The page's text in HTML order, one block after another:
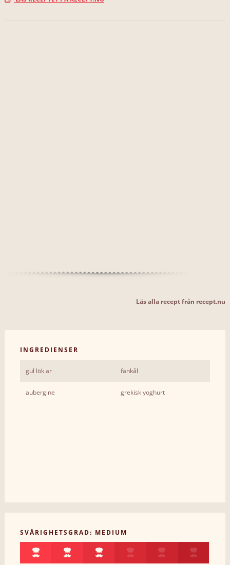
Läs alla recept från recept.nu
INGREDIENSER
gul lök ar fänkål
aubergine grekisk yoghurt
SVÅRIGHETSGRAD: MEDIUM